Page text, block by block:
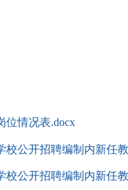
位情况表.docx
校公开招聘编制内新任
校公开招聘编制内新任